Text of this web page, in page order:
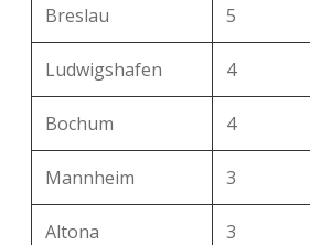
Breslau 5
Ludwigshafen 4
Bochum 4
Mannheim 3
Altona 3